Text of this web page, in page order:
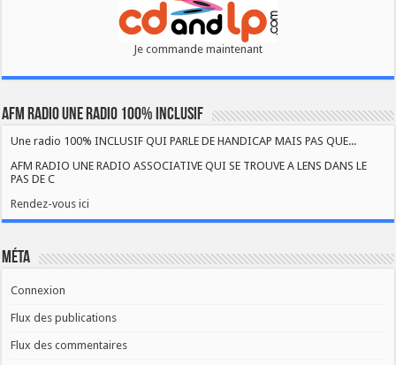
Je commande maintenant
AFM RADIO UNE RADIO 100% INCLUSIF
Une radio 100% INCLUSIF QUI PARLE DE HANDICAP MAIS PAS QUE...
AFM RADIO UNE RADIO ASSOCIATIVE QUI SE TROUVE A LENS DANS LE
PAS DE C
Rendez-vous ici
Méta
Connexion
Flux des publications
Flux des commentaires